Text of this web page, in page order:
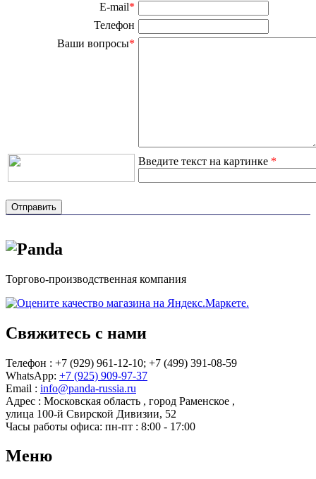
E-mail*
Телефон
Ваши вопросы*
Введите текст на картинке *
Торгово-производственная компания
Свяжитесь с нами
Телефон : +7 (929) 961-12-10; +7 (499) 391-08-59
WhatsApp: +7 (925) 909-97-37
Email : info@panda-russia.ru
Адрес : Московская область , город Раменское ,
улица 100-й Свирской Дивизии, 52
Часы работы офиса: пн-пт : 8:00 - 17:00
Меню